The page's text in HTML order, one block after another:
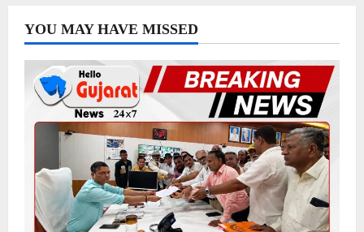
YOU MAY HAVE MISSED